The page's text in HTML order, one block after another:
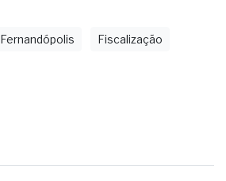
Fernandópolis Fiscalização